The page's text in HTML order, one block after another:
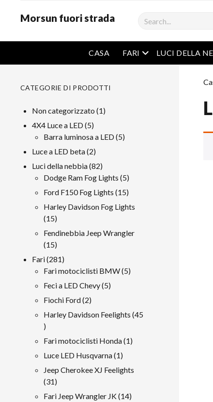
Morsun fuori strada Ricerca
CASA FARI Menu aperto
LUCI DELLA
CATEGORIE DI PRODOTTI
Non categorizzato 11
4X4 Luce a LED 55
prodotti
Barra luminosa a LED 55
Luce a LED beta 22
prodotti
Luci della nebbia 8282
prodotti
Dodge Ram Fog Lights 55
prodotti
Ford F150 Fog Lights 1515
prodotti
Harley Davidson Fog Lights
1515
prodotti
Fendinebbia Jeep Wrangler
1515
prodotti
Fari 281281
prodotti
Fari motociclisti BMW 55
Feci a LED Chevy 55
Fiochi Ford 22
prodotti
Harley Davidson Feelights 45
45
prodotti
Fari motociclisti Honda 11
Luce LED Husqvarna 11
prodotto
Jeep Cherokee XJ Feelights
3131
prodotti
Fari Jeep Wrangler JK 1414